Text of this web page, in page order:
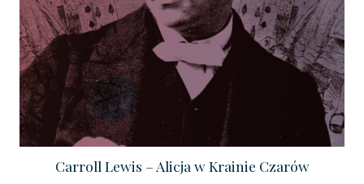
Carroll Lewis – Alicja w Krainie Czarów